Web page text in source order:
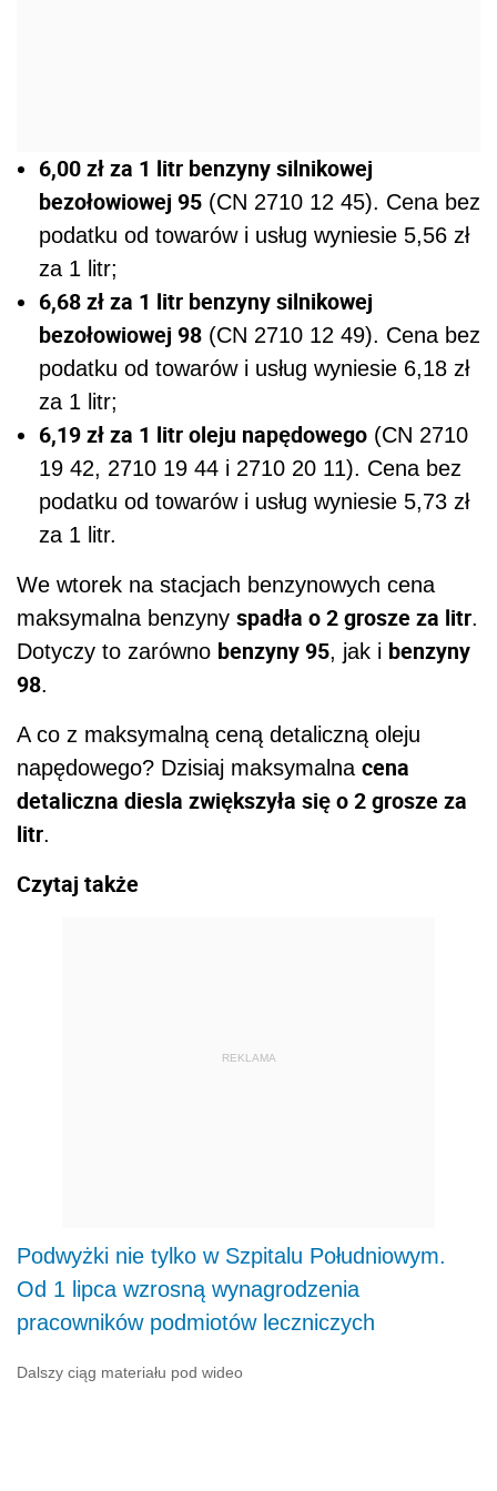
6,00 zł za 1 litr benzyny silnikowej
bezołowiowej 95 (CN 2710 12 45). Cena bez
podatku od towarów i usług wyniesie 5,56 zł
za 1 litr;
6,68 zł za 1 litr benzyny silnikowej
bezołowiowej 98 (CN 2710 12 49). Cena bez
podatku od towarów i usług wyniesie 6,18 zł
za 1 litr;
6,19 zł za 1 litr oleju napędowego (CN 2710
19 42, 2710 19 44 i 2710 20 11). Cena bez
podatku od towarów i usług wyniesie 5,73 zł
za 1 litr.
We wtorek na stacjach benzynowych cena
maksymalna benzyny spadła o 2 grosze za litr.
Dotyczy to zarówno benzyny 95, jak i benzyny
98.
A co z maksymalną ceną detaliczną oleju
napędowego? Dzisiaj maksymalna cena
detaliczna diesla zwiększyła się o 2 grosze za
litr.
Czytaj także
REKLAMA
Podwyżki nie tylko w Szpitalu Południowym.
Od 1 lipca wzrosną wynagrodzenia
pracowników podmiotów leczniczych
Dalszy ciąg materiału pod wideo